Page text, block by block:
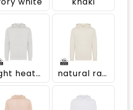
light heather grey natural raw